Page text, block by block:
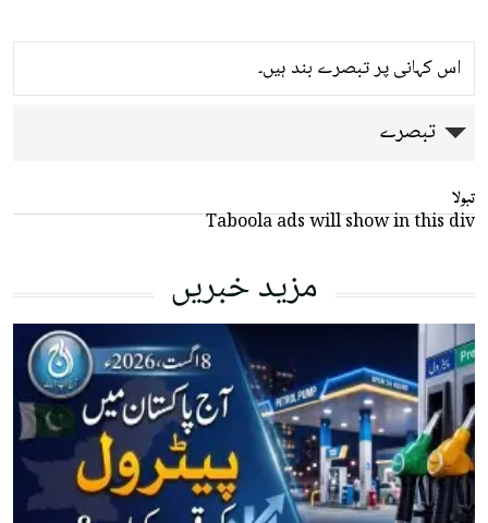
اس کہانی پر تبصرے بند ہیں۔
تبصرے
تبولا
Taboola ads will show in this div
مزید خبریں